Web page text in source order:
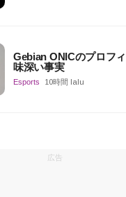
Gebian ONICのプロフ
味深い事実
Esports 10時間 lalu
広告